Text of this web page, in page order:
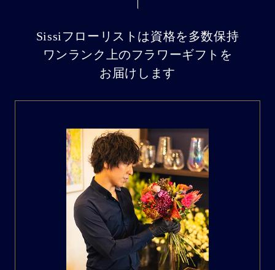
Sissiフローリストは資格を多数保持
ワンランク上のフラワーギフトを
お届けします